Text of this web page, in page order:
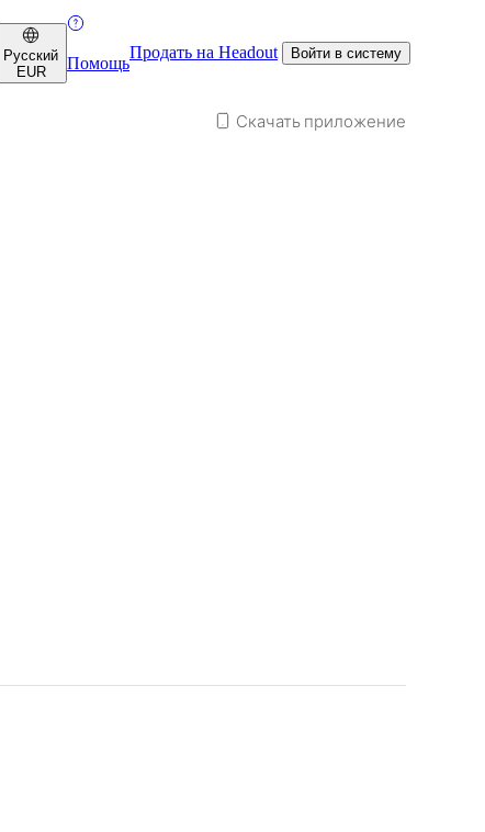
Русский
EUR
Помощь
Продать на Headout Войти в систему
Скачать приложение